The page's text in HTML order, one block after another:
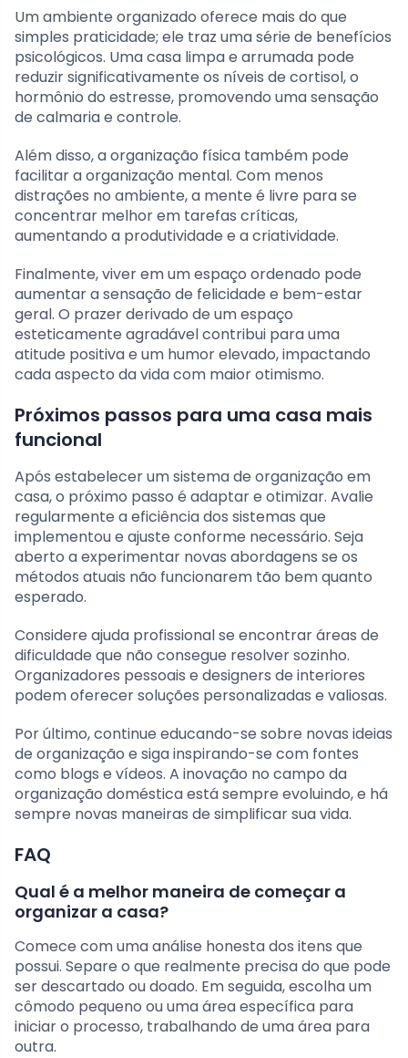
Um ambiente organizado oferece mais do que
simples praticidade; ele traz uma série de benefícios
psicológicos. Uma casa limpa e arrumada pode
reduzir significativamente os níveis de cortisol, o
hormônio do estresse, promovendo uma sensação
de calmaria e controle.
Além disso, a organização física também pode
facilitar a organização mental. Com menos
distrações no ambiente, a mente é livre para se
concentrar melhor em tarefas críticas,
aumentando a produtividade e a criatividade.
Finalmente, viver em um espaço ordenado pode
aumentar a sensação de felicidade e bem-estar
geral. O prazer derivado de um espaço
esteticamente agradável contribui para uma
atitude positiva e um humor elevado, impactando
cada aspecto da vida com maior otimismo.
Próximos passos para uma casa mais
funcional
Após estabelecer um sistema de organização em
casa, o próximo passo é adaptar e otimizar. Avalie
regularmente a eficiência dos sistemas que
implementou e ajuste conforme necessário. Seja
aberto a experimentar novas abordagens se os
métodos atuais não funcionarem tão bem quanto
esperado.
Considere ajuda profissional se encontrar áreas de
dificuldade que não consegue resolver sozinho.
Organizadores pessoais e designers de interiores
podem oferecer soluções personalizadas e valiosas.
Por último, continue educando-se sobre novas ideias
de organização e siga inspirando-se com fontes
como blogs e vídeos. A inovação no campo da
organização doméstica está sempre evoluindo, e há
sempre novas maneiras de simplificar sua vida.
FAQ
Qual é a melhor maneira de começar a
organizar a casa?
Comece com uma análise honesta dos itens que
possui. Separe o que realmente precisa do que pode
ser descartado ou doado. Em seguida, escolha um
cômodo pequeno ou uma área específica para
iniciar o processo, trabalhando de uma área para
outra.